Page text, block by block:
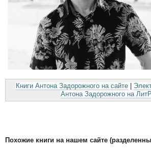
Книги Антона Задорожного на сайте
Антона Задорожного на
Похожие книги на нашем сайте